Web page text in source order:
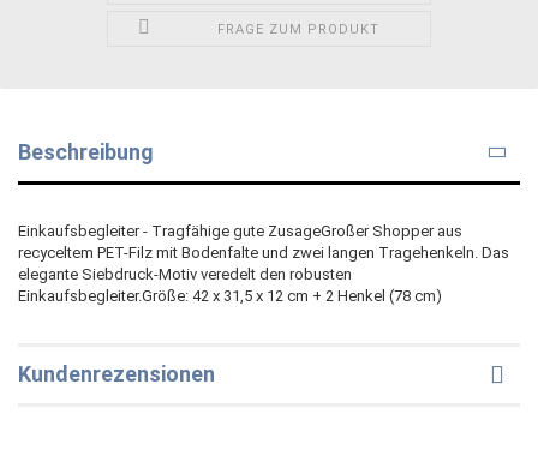
FRAGE ZUM PRODUKT
Beschreibung
Einkaufsbegleiter - Tragfähige gute ZusageGroßer Shopper aus
recyceltem PET-Filz mit Bodenfalte und zwei langen Tragehenkeln. Das
elegante Siebdruck-Motiv veredelt den robusten
Einkaufsbegleiter.Größe: 42 x 31,5 x 12 cm + 2 Henkel (78 cm)
Kundenrezensionen